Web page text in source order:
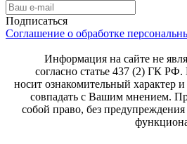
Подписаться
Соглашение о обработке
Информация на сайте не
согласно статье 437 (2) ГК
носит ознакомительный характер
совпадать с Вашим мнением.
собой право, без